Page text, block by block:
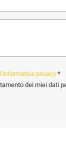
l'informativa privacy *
dei miei dati